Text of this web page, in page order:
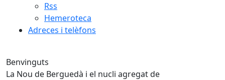
Rss
Hemeroteca
Adreces i telèfons
Benvinguts
La Nou de Berguedà i el nucli agregat de